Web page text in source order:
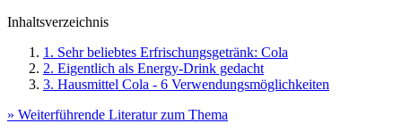
Inhaltsverzeichnis
1. Sehr beliebtes Erfrischungsgetränk: Cola
2. Eigentlich als Energy-Drink gedacht
3. Hausmittel Cola - 6 Verwendungsmöglichkeiten
» Weiterführende Literatur zum Thema